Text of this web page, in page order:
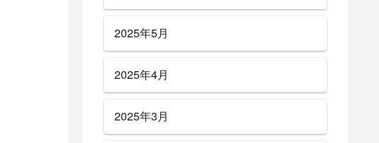
2025年5月
2025年4月
2025年3月